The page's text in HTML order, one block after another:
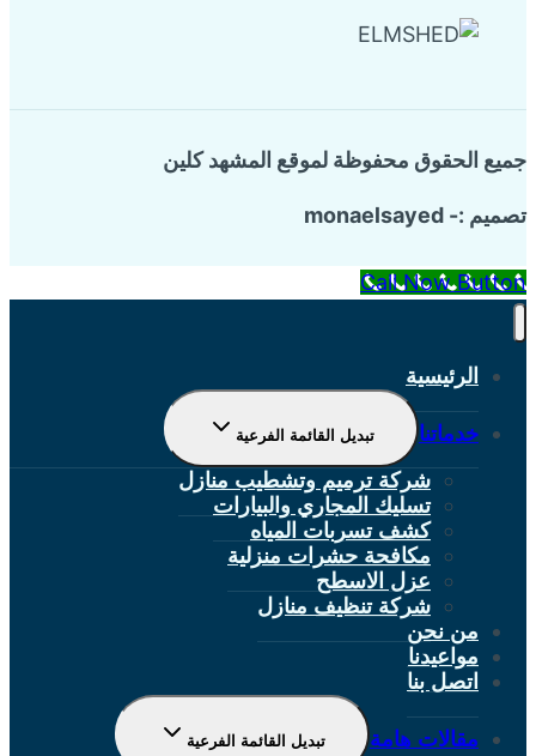
جميع الحقوق محفوظة لموقع المشهد كلين
تصميم :- monaelsayed
Call Now Button
الرئيسية
خدماتنا تبديل القائمة الفرعية
شركة ترميم وتشطيب منازل
تسليك المجاري والبيارات
كشف تسربات المياه
مكافحة حشرات منزلية
عزل الاسطح
شركة تنظيف منازل
من نحن
مواعيدنا
اتصل بنا
مقالات هامة تبديل القائمة الفرعية